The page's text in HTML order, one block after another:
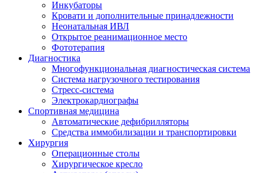
Инкубаторы
Кровати и дополнительные принадлежности
Неонатальная ИВЛ
Открытое реанимационное место
Фототерапия
Диагностика
Многофункциональная диагностическая система
Система нагрузочного тестирования
Стресс-система
Электрокардиографы
Спортивная медицина
Автоматические дефибрилляторы
Средства иммобилизации и транспортировки
Хирургия
Операционные столы
Хирургическое кресло